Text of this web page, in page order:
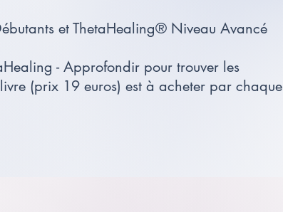
et ThetaHealing® Niveau Avancé
- Approfondir pour trouver les
(prix 19 euros) est à acheter par chaque